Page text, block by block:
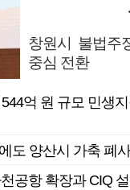
창원시 불법주
중심 전환
억 원 규모 민생
도 양산시 가축 폐사
공항 확장과 CIQ